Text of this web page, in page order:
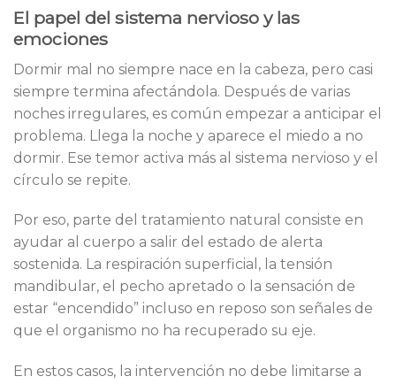
El papel del sistema nervioso y las
emociones
Dormir mal no siempre nace en la cabeza, pero casi
siempre termina afectándola. Después de varias
noches irregulares, es común empezar a anticipar el
problema. Llega la noche y aparece el miedo a no
dormir. Ese temor activa más al sistema nervioso y el
círculo se repite.
Por eso, parte del tratamiento natural consiste en
ayudar al cuerpo a salir del estado de alerta
sostenida. La respiración superficial, la tensión
mandibular, el pecho apretado o la sensación de
estar “encendido” incluso en reposo son señales de
que el organismo no ha recuperado su eje.
En estos casos, la intervención no debe limitarse a